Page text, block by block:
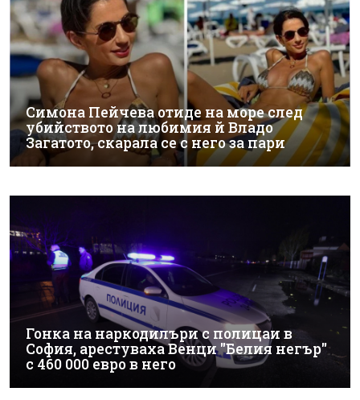
Симона Пейчева отиде на море след
убийството на любимия й Владо
Загатото, скарала се с него за пари
Гонка на наркодилъри с полицаи в
София, арестуваха Венци "Белия негър"
с 460 000 евро в него